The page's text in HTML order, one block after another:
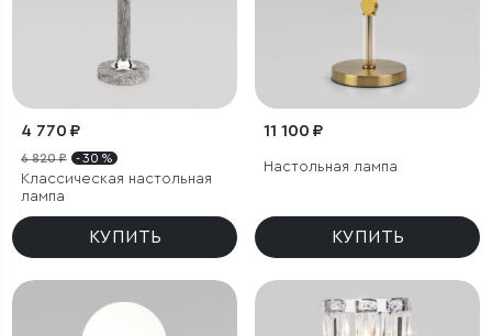
4 770 ₽
6 820 ₽ - 30 %
Классическая настольная
лампа
КУПИТЬ
11 100 ₽
Настольная лампа
КУПИТЬ